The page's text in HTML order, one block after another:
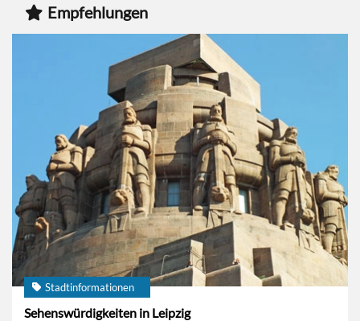
Empfehlungen
Stadtinformationen
Sehenswürdigkeiten in Leipzig